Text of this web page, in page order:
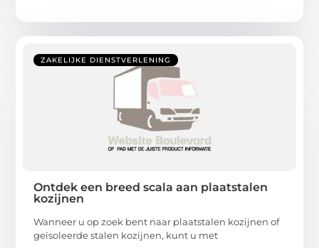
ZAKELIJKE DIENSTVERLENING
Ontdek een breed scala aan plaatstalen
kozijnen
Wanneer u op zoek bent naar plaatstalen kozijnen of
geïsoleerde stalen kozijnen, kunt u met